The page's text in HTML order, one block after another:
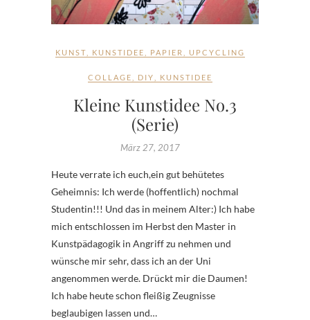
KUNST KUNSTIDEE PAPIER UPCYCLING
COLLAGE DIY KUNSTIDEE
Kleine Kunstidee No.3
(Serie)
März 27, 2017
Heute verrate ich euch,ein gut behütetes
Geheimnis: Ich werde (hoffentlich) nochmal
Studentin!!! Und das in meinem Alter:) Ich habe
mich entschlossen im Herbst den Master in
Kunstpädagogik in Angriff zu nehmen und
wünsche mir sehr, dass ich an der Uni
angenommen werde. Drückt mir die Daumen!
Ich habe heute schon fleißig Zeugnisse
beglaubigen lassen und…